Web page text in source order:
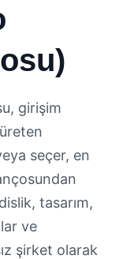
girişim
seçer, en
tasarım,
ve
şirket olarak